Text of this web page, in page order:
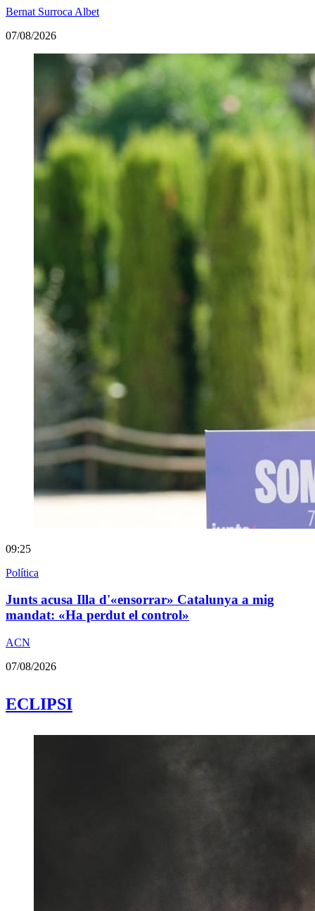
Bernat Surroca Albet
07/08/2026
09:25
Política
Junts acusa Illa d'«ensorrar» Catalunya a mig
mandat: «Ha perdut el control»
ACN
07/08/2026
ECLIPSI